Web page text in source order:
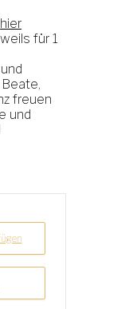
hier
für 1
freuen
und